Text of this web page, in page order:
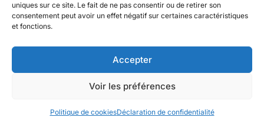
uniques sur ce site. Le fait de ne pas consentir ou de retirer son
consentement peut avoir un effet négatif sur certaines caractéristiques
et fonctions.
Accepter
Voir les préférences
Politique de cookiesDéclaration de confidentialité
Standard : +33(0)1 69 88 16 16